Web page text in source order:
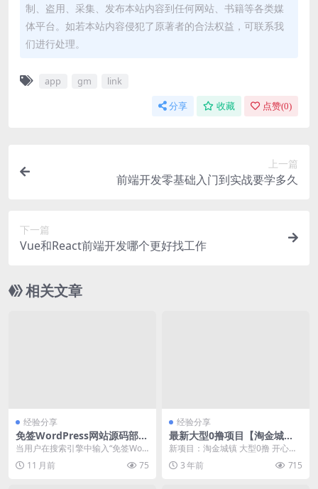
制、盗用、采集、发布本站内容到任何网站、书籍等各类媒
体平台。如若本站内容侵犯了原著者的合法权益，可联系我
们进行处理。
app gm link
分享 收藏 点赞(0)
上一篇
前端开发零基础入门到实战要学多久
下一篇
Vue和React前端开发哪个更好找工作
相关文章
经验分享
免签WordPress网站源码部署
与SEO优化实践
当用户在搜索引擎中输入“免签Wor
dPress网站源码部署教程”时，他们
期望找到...
11 月前 75
经验分享
最新大型0撸项目【淘金城
镇】带脚本自动看广告
新项目：淘金城镇 大型0撸 开心庄
园+小吃街模式 元宝自由交易，各
种福利 玩法，...
3 年前 715